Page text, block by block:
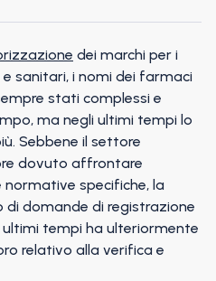
dei marchi per i
sanitari, i nomi dei farmaci
stati complessi e
ma negli ultimi tempi lo
Sebbene il settore
dovuto affrontare
specifiche, la
di domande di registrazione
tempi ha ulteriormente
relativo alla verifica e